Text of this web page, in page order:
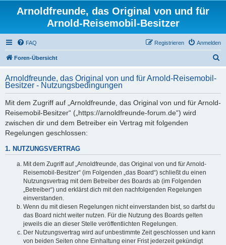
Arnoldfreunde, das Original von und für
Arnold-Reisemobil-Besitzer
FAQ Anmelden
Registrieren
Foren-Übersicht
h
Arnoldfreunde, das Original von und für Arnold-Reisemobil-
Besitzer - Nutzungsbedingungen
Mit dem Zugriff auf „Arnoldfreunde, das Original von und für Arnold-
Reisemobil-Besitzer“ („https://arnoldfreunde-forum.de“) wird
zwischen dir und dem Betreiber ein Vertrag mit folgenden
Regelungen geschlossen:
1. NUTZUNGSVERTRAG
Mit dem Zugriff auf „Arnoldfreunde, das Original von und für Arnold-
Reisemobil-Besitzer“ (im Folgenden „das Board“) schließt du einen
Nutzungsvertrag mit dem Betreiber des Boards ab (im Folgenden
„Betreiber“) und erklärst dich mit den nachfolgenden Regelungen
einverstanden.
Wenn du mit diesen Regelungen nicht einverstanden bist, so darfst du
das Board nicht weiter nutzen. Für die Nutzung des Boards gelten
jeweils die an dieser Stelle veröffentlichten Regelungen.
Der Nutzungsvertrag wird auf unbestimmte Zeit geschlossen und kann
von beiden Seiten ohne Einhaltung einer Frist jederzeit gekündigt